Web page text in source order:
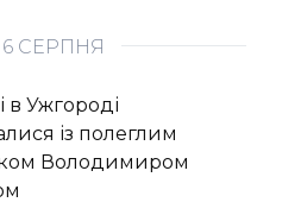
6 СЕРПНЯ
в Ужгороді
із полеглим
Володимиром